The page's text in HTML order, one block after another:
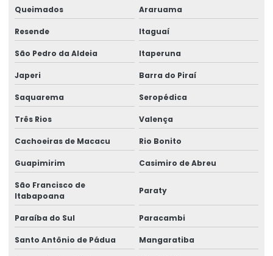
Avaliação de higiene ocupacional
Avaliações quantitativas de agentes químicos
Blitz ergonômica
Consultor de segurança no trabalho
Consultoria em análise de riscos
Consultoria e assessoria em ergonomia
Consultoria e assessoria técnica
Consultoria em assistência técnica pericial
Consultoria em ergonomia
Consultoria em gestão de riscos
Consultoria em gestão de segurança no trabalho
Queimados Araruama
Resende Itaguaí
São Pedro da Aldeia Itaperuna
Japeri Barra do Piraí
Saquarema Seropédica
Três Rios Valença
Cachoeiras de Macacu Rio Bonito
Guapimirim Casimiro de Abreu
São Francisco de
Itabapoana
Paraty
Paraíba do Sul Paracambi
Santo Antônio de Pádua Mangaratiba